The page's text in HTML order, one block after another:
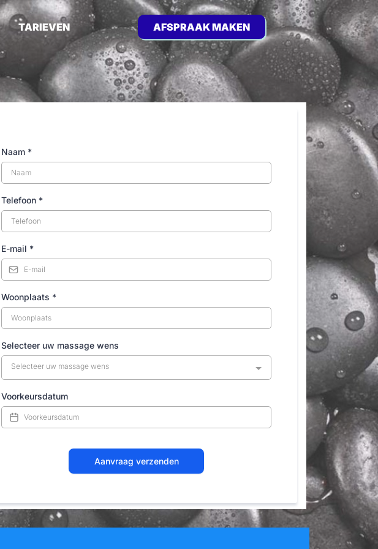
TARIEVEN AFSPRAAK MAKEN
Naam *
Telefoon *
E-mail *
Woonplaats *
Selecteer uw massage wens
Selecteer uw massage wens
Voorkeursdatum
Aanvraag verzenden